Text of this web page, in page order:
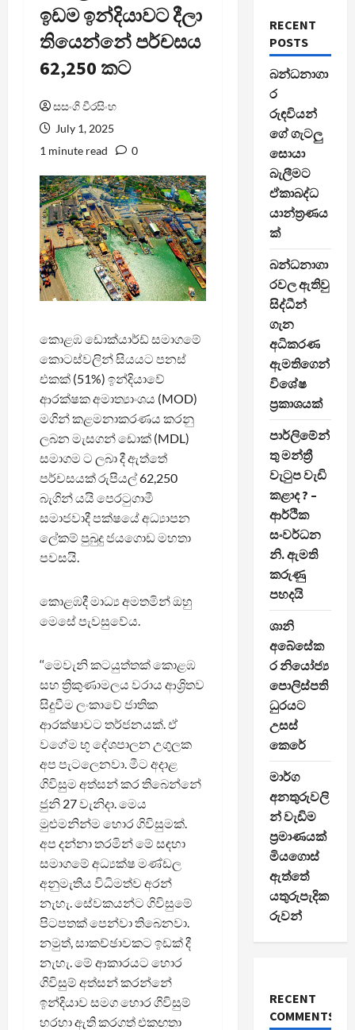
ඉඩම ඉන්දියාවට දීලා
තියෙන්නේ පර්චසය
62,250 කට
සසංගි වීරසිංහ
July 1, 2025
1 minute read
0
කොළඹ ඩොක්යාර්ඩ් සමාගමේ
කොටස්වලින් සියයට පනස්
එකක් (51%) ඉන්දියාවේ
ආරක්ෂක අමාත්‍යාංශය (MOD)
මගින් කළමනාකරණය කරනු
ලබන මැසගන් ඩොක් (MDL)
සමාගම ට ලබා දී ඇත්තේ
පර්චසයක් රුපියල් 62,250
බැගින් යයි පෙරටුගාමී
සමාජවාදී පක්ෂයේ අධ්‍යාපන
ලේකම් පුබුදු ජයගොඩ මහතා
පවසයි.
කොළඹදී මාධ්‍ය අමතමින් ඔහු
මෙසේ පැවසුවේය.
‘‘මෙවැනි කටයුත්තක් කොළඹ
සහ ත්‍රිකුණාමලය වරාය ආශ්‍රිතව
සිදුවීම ලංකාවේ ජාතික
ආරක්ෂාවට තර්ජනයක්. ඒ
වගේම භූ දේශපාලන උගුලක
අප පැටලෙනවා. මීට අදාළ
ගිවිසුම අත්සන් කර තිබෙන්නේ
ජුනි 27 වැනිදා. මෙය
මුළුමනින්ම හොර ගිවිසුමක්.
අප දන්නා තරමින් මේ සඳහා
සමාගමේ අධ්‍යක්ෂ මණ්ඩල
අනුමැතිය විධිමත්ව අරන්
නැහැ. සේවකයන්ට ගිවිසුමේ
පිටපතක් පෙන්වා තිබෙනවා.
නමුත්, සාකච්ඡාවකට ඉඩක් දී
නැහැ. මේ ආකාරයට හොර
ගිවිසුම් අත්සන් කරන්නේ
ඉන්දියාව සමග හොර ගිවිසුම්
හරහා ඇති කරගත් එකඟතා
RECENT
POSTS
බන්ධනාගා
ර
රුඳවියන්
ගේ ගැටලු
සොයා
බැලීමට
ඒකාබද්ධ
යාන්ත්‍රණය
ක්
බන්ධනාගා
රවල ඇතිවු
සිද්ධීන්
ගැන
අධිකරණ
ඇමතිගෙන්
විශේෂ
ප්‍රකාශයක්
පාර්ලිමේන්
තු මන්ත්‍රී
වැටුප වැඩි
කළාද ? –
ආර්ථික
සංවර්ධන
නි. ඇමති
කරුණු
පහදයි
ශානි
අබේසේක
ර නියෝජ්‍ය
පොලිස්පති
ධුරයට
උසස්
කෙරේ
මාර්ග
අනතුරුවලි
න් වැඩිම
ප්‍රමාණයක්
මියගොස්
ඇත්තේ
යතුරුපැදික
රුවන්
RECENT
COMMENTS